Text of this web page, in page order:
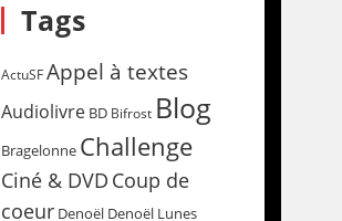
Tags
ActuSF Appel à textes
Audiolivre BD Bifrost Blog
Bragelonne Challenge
Ciné & DVD Coup de
coeur Denoël Denoël Lunes